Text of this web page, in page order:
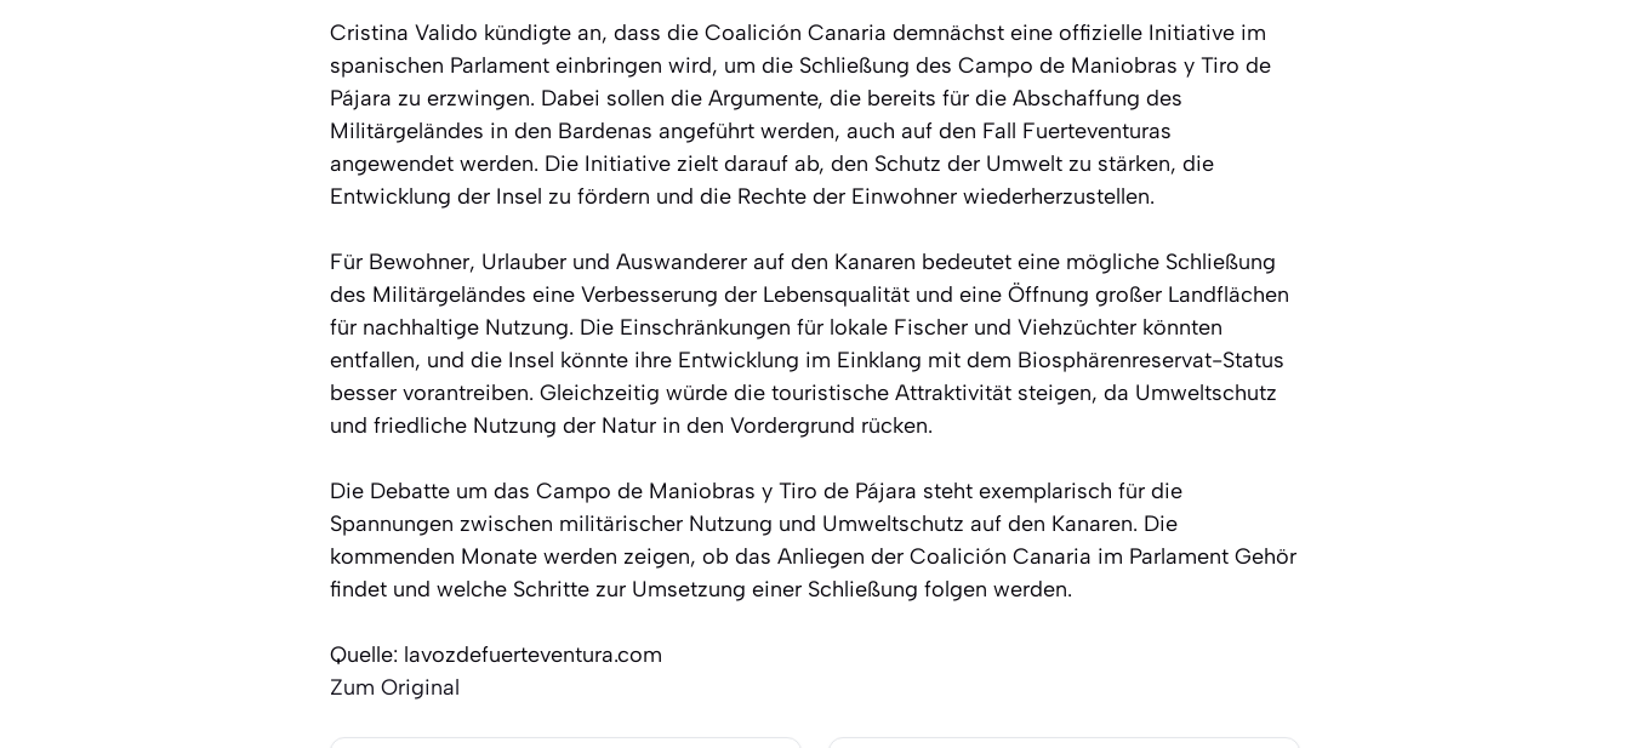
Cristina Valido kündigte an, dass die Coalición Canaria demnächst eine offizielle Initiative im
spanischen Parlament einbringen wird, um die Schließung des Campo de Maniobras y Tiro de
Pájara zu erzwingen. Dabei sollen die Argumente, die bereits für die Abschaffung des
Militärgeländes in den Bardenas angeführt werden, auch auf den Fall Fuerteventuras
angewendet werden. Die Initiative zielt darauf ab, den Schutz der Umwelt zu stärken, die
Entwicklung der Insel zu fördern und die Rechte der Einwohner wiederherzustellen.
Für Bewohner, Urlauber und Auswanderer auf den Kanaren bedeutet eine mögliche Schließung
des Militärgeländes eine Verbesserung der Lebensqualität und eine Öffnung großer Landflächen
für nachhaltige Nutzung. Die Einschränkungen für lokale Fischer und Viehzüchter könnten
entfallen, und die Insel könnte ihre Entwicklung im Einklang mit dem Biosphärenreservat-Status
besser vorantreiben. Gleichzeitig würde die touristische Attraktivität steigen, da Umweltschutz
und friedliche Nutzung der Natur in den Vordergrund rücken.
Die Debatte um das Campo de Maniobras y Tiro de Pájara steht exemplarisch für die
Spannungen zwischen militärischer Nutzung und Umweltschutz auf den Kanaren. Die
kommenden Monate werden zeigen, ob das Anliegen der Coalición Canaria im Parlament Gehör
findet und welche Schritte zur Umsetzung einer Schließung folgen werden.
Quelle: lavozdefuerteventura.com
Zum Original